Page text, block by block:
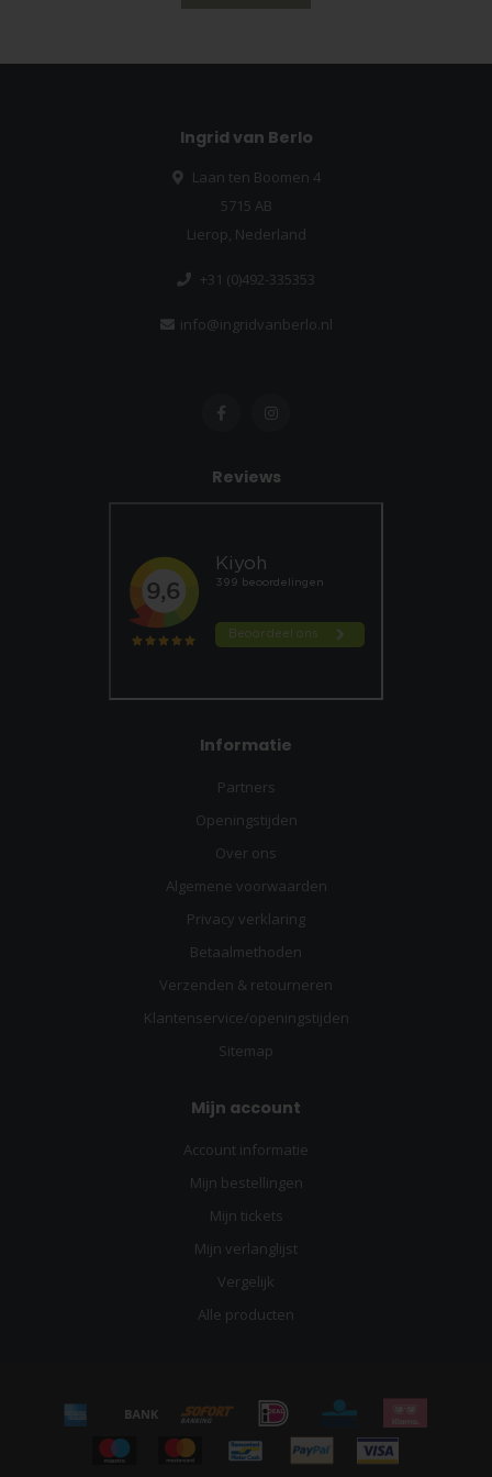
Ingrid van Berlo
Laan ten Boomen 4
5715 AB
Lierop, Nederland
+31 (0)492-335353
info@ingridvanberlo.nl
Reviews
Informatie
Partners
Openingstijden
Over ons
Algemene voorwaarden
Privacy verklaring
Betaalmethoden
Verzenden & retourneren
Klantenservice/openingstijden
Sitemap
Mijn account
Account informatie
Mijn bestellingen
Mijn tickets
Mijn verlanglijst
Vergelijk
Alle producten